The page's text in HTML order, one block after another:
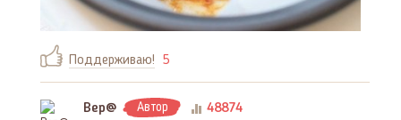
Поддерживаю! 5
Вер@ Автор 48874